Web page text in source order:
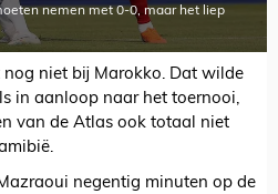
nemen met 0-0, maar het liep
niet bij Marokko. Dat wilde
in aanloop naar het toernooi,
van de Atlas ook totaal niet
negentig minuten op de